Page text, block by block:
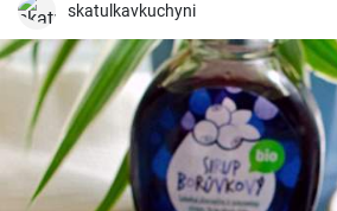
común mezclar gin con Coca Cola, esta
skatulkavkuchyni